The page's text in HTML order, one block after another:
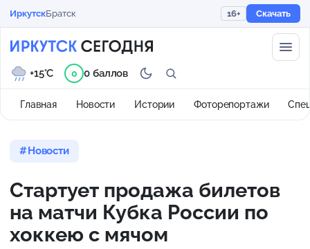
ИркутскБратск 16+ Скачать
Главная Новости Истории Фоторепортажи
+15°C 0 0 баллов
Новости
Стартует продажа билетов
на матчи Кубка России по
хоккею с мячом